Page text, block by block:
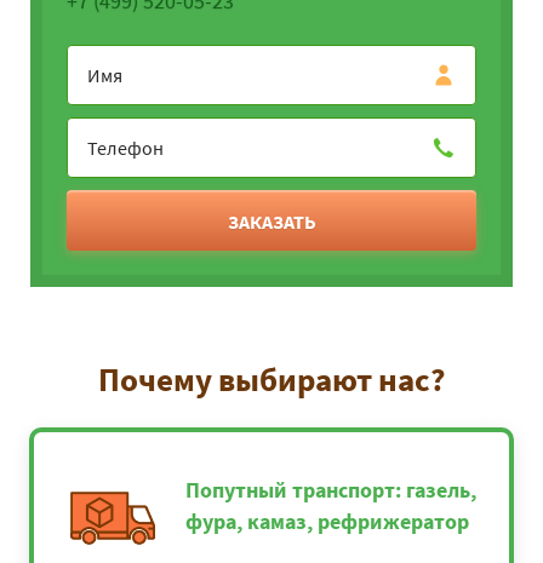
ЗАКАЗАТЬ
Почему выбирают нас?
Попутный транспорт: газель,
фура, камаз, рефрижератор